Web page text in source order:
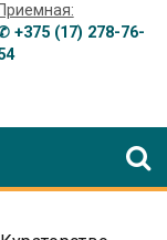
Приемная:
+375 (17) 278-76-